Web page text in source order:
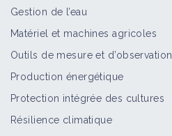
Gestion de l’eau
Matériel et machines agricoles
Outils de mesure et d’observation
Production énergétique
Protection intégrée des cultures
Résilience climatique